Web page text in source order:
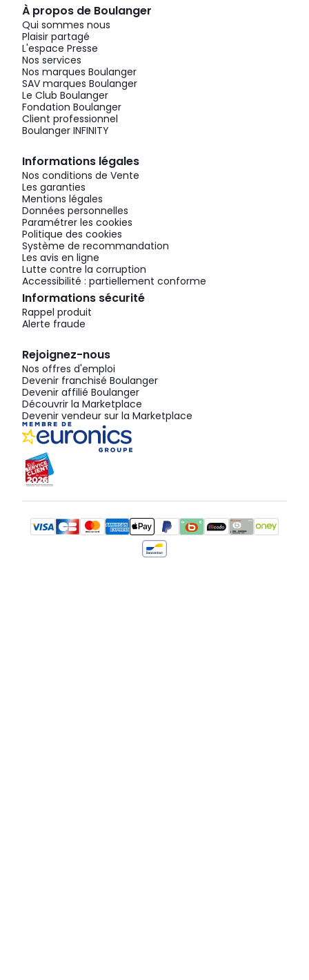
À propos de Boulanger
Qui sommes nous
Plaisir partagé
L'espace Presse
Nos services
Nos marques Boulanger
SAV marques Boulanger
Le Club Boulanger
Fondation Boulanger
Client professionnel
Boulanger INFINITY
Informations légales
Nos conditions de Vente
Les garanties
Mentions légales
Données personnelles
Paramétrer les cookies
Politique des cookies
Système de recommandation
Les avis en ligne
Lutte contre la corruption
Accessibilité : partiellement conforme
Informations sécurité
Rappel produit
Alerte fraude
Rejoignez-nous
Nos offres d'emploi
Devenir franchisé Boulanger
Devenir affilié Boulanger
Découvrir la Marketplace
Devenir vendeur sur la Marketplace